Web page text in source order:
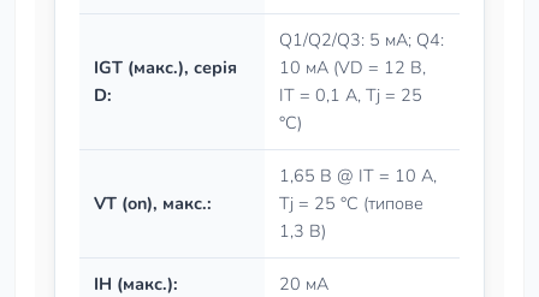
IGT (макс.), серія
D:
Q1/Q2/Q3: 5 мА; Q4:
10 мА (VD = 12 В,
IT = 0,1 А, Tj = 25
°C)
VT (on), макс.:
1,65 В @ IT = 10 А,
Tj = 25 °C (типове
1,3 В)
IH (макс.): 20 мА